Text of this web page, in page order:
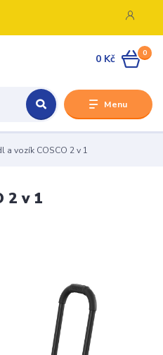
Menu
0
0 Kč
a vozík COSCO 2 v 1
2 v 1